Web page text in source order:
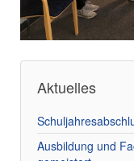
Aktuelles
Ausbildung und